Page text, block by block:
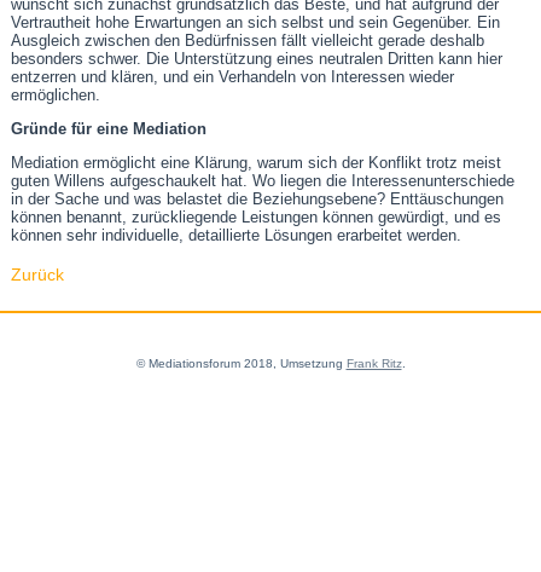
wünscht sich zunächst grundsätzlich das Beste, und hat aufgrund der
Vertrautheit hohe Erwartungen an sich selbst und sein Gegenüber. Ein
Ausgleich zwischen den Bedürfnissen fällt vielleicht gerade deshalb
besonders schwer. Die Unterstützung eines neutralen Dritten kann hier
entzerren und klären, und ein Verhandeln von Interessen wieder
ermöglichen.
Gründe für eine Mediation
Mediation ermöglicht eine Klärung, warum sich der Konflikt trotz meist
guten Willens aufgeschaukelt hat. Wo liegen die Interessenunterschiede
in der Sache und was belastet die Beziehungsebene? Enttäuschungen
können benannt, zurückliegende Leistungen können gewürdigt, und es
können sehr individuelle, detaillierte Lösungen erarbeitet werden.
Zurück
© Mediationsforum 2018, Umsetzung Frank Ritz.